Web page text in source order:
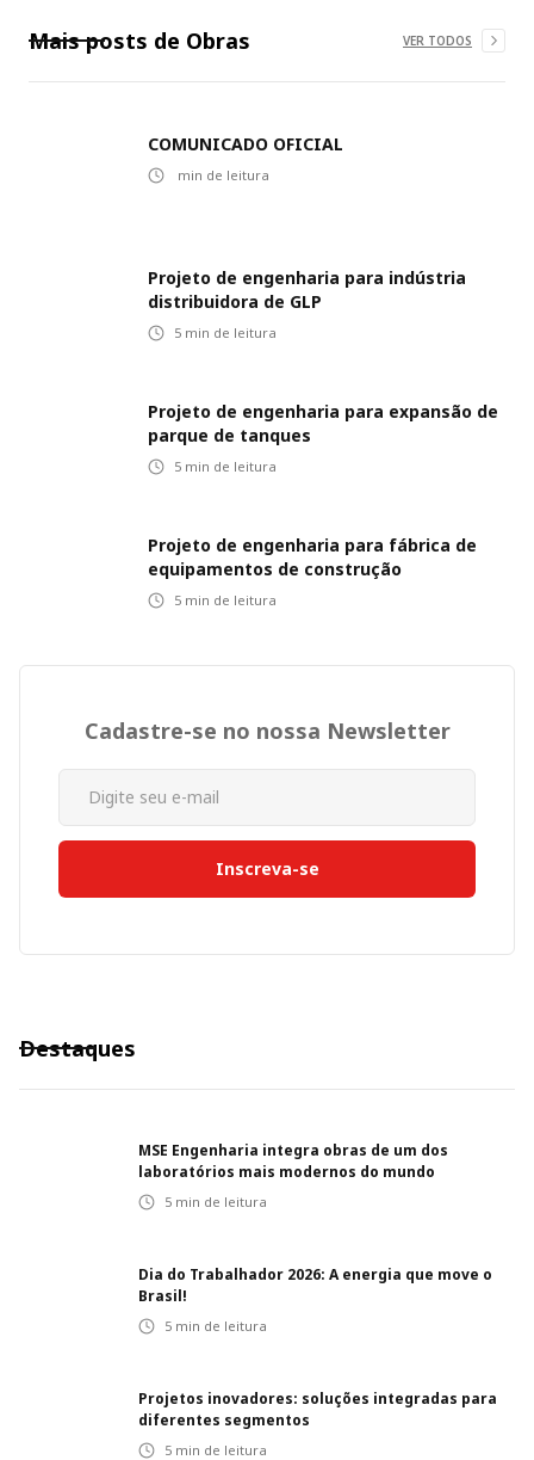
Mais posts de Obras VER TODOS
COMUNICADO OFICIAL
min de leitura
Projeto de engenharia para indústria
distribuidora de GLP
5 min de leitura
Projeto de engenharia para expansão de
parque de tanques
5 min de leitura
Projeto de engenharia para fábrica de
equipamentos de construção
5 min de leitura
Cadastre-se no nossa Newsletter
Destaques
MSE Engenharia integra obras de um dos
laboratórios mais modernos do mundo
5 min de leitura
Dia do Trabalhador 2026: A energia que move o
Brasil!
5 min de leitura
Projetos inovadores: soluções integradas para
diferentes segmentos
5 min de leitura